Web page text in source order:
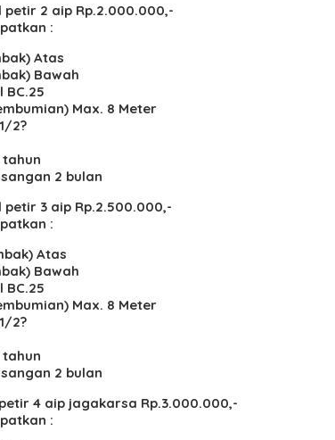
petir 2 aip Rp.2.000.000,-
:
Atas
Bawah
BC.25
Max. 8 Meter
2?
tahun
2 bulan
3 aip Rp.2.500.000,-
:
Atas
Bawah
BC.25
Max. 8 Meter
2?
tahun
2 bulan
4 aip jagakarsa Rp.3.000.000,-
: